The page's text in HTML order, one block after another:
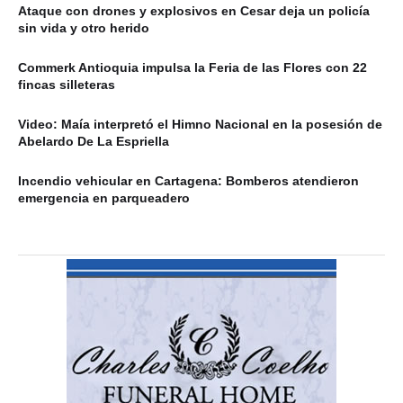
Ataque con drones y explosivos en Cesar deja un policía
sin vida y otro herido
Commerk Antioquia impulsa la Feria de las Flores con 22
fincas silleteras
Video: Maía interpretó el Himno Nacional en la posesión de
Abelardo De La Espriella
Incendio vehicular en Cartagena: Bomberos atendieron
emergencia en parqueadero